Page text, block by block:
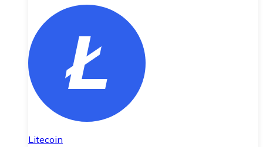
Litecoin